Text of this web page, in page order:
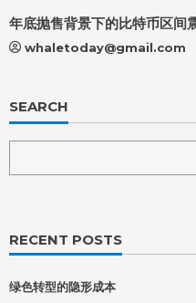
年底抛售背景下的比特币区间
whaletoday@gmail.com
SEARCH
RECENT POSTS
绿色转型的隐形成本